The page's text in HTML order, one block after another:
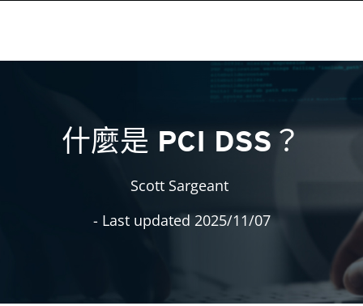
什麼是 PCI DSS？
Scott Sargeant
- Last updated 2025/11/07